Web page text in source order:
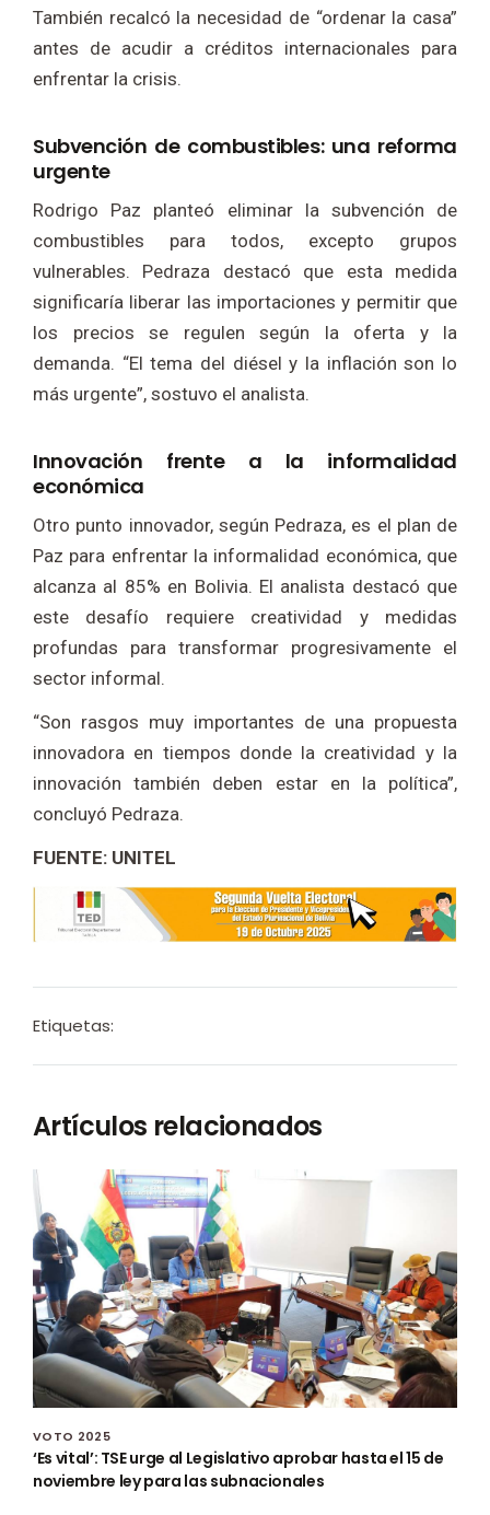
También recalcó la necesidad de “ordenar la casa”
antes de acudir a créditos internacionales para
enfrentar la crisis.
Subvención de combustibles: una reforma
urgente
Rodrigo Paz planteó eliminar la subvención de
combustibles para todos, excepto grupos
vulnerables. Pedraza destacó que esta medida
significaría liberar las importaciones y permitir que
los precios se regulen según la oferta y la
demanda. “El tema del diésel y la inflación son lo
más urgente”, sostuvo el analista.
Innovación frente a la informalidad
económica
Otro punto innovador, según Pedraza, es el plan de
Paz para enfrentar la informalidad económica, que
alcanza al 85% en Bolivia. El analista destacó que
este desafío requiere creatividad y medidas
profundas para transformar progresivamente el
sector informal.
“Son rasgos muy importantes de una propuesta
innovadora en tiempos donde la creatividad y la
innovación también deben estar en la política”,
concluyó Pedraza.
FUENTE: UNITEL
Etiquetas:
Artículos relacionados
VOTO 2025
‘Es vital’: TSE urge al Legislativo aprobar hasta el 15 de
noviembre ley para las subnacionales